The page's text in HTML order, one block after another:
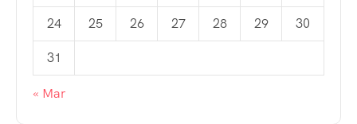
24 25 26 27 28 29 30
31
« Mar